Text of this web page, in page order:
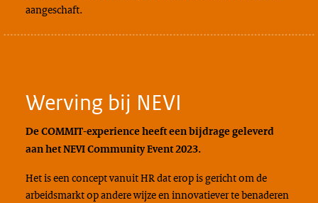
aangeschaft.
Werving bij NEVI
De COMMIT-experience heeft een bijdrage geleverd
aan het NEVI Community Event 2023.
Het is een concept vanuit HR dat erop is gericht om de
arbeidsmarkt op andere wijze en innovatiever te benaderen